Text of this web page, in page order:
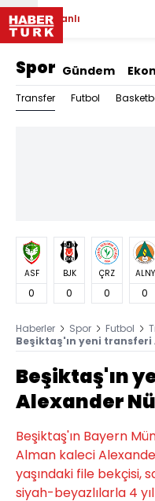
Canlı
Spor Gündem
Transfer Futbol
ASF
0
BJK
0
ÇRZ
0
ALNY
0
Haberler Spor Futbol
Beşiktaş'ın yeni
Beşiktaş'ın
Alexander
Beşiktaş'ın Bayern
Alman kaleci
yaşındaki file bekçisi,
siyah-beyazlılarla 4